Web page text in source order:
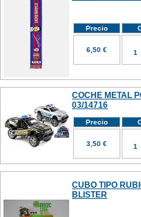
Precio
6,50 €
COCHE METAL
03/14716
Precio
3,50 €
CUBO TIPO
BLISTER